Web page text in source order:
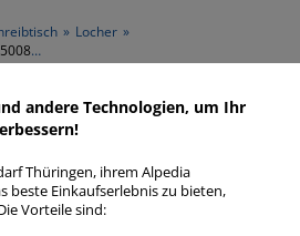
» Locher »
Leitz Bürolocher New NeXXT 5008-00-95, schwarz, bis 3mm 30 Blatt, mit Anschlagschiene
andere Technologien, um Ihr
Thüringen, ihrem Alpedia
beste Einkaufserlebnis zu bieten,
Vorteile sind: